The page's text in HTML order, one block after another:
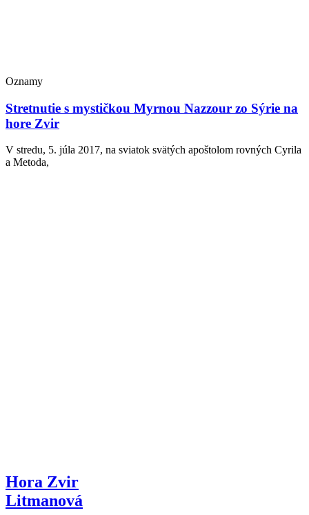
Oznamy
Stretnutie s mystičkou Myrnou Nazzour zo Sýrie na
hore Zvir
V stredu, 5. júla 2017, na sviatok svätých apoštolom rovných Cyrila
a Metoda,
Hora Zvir
Litmanová